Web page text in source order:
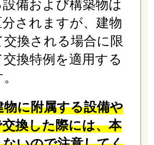
備および構築物は
されますが、建物
換される場合に限
換特例を適用する
物に附属する設備や
換した際には、本